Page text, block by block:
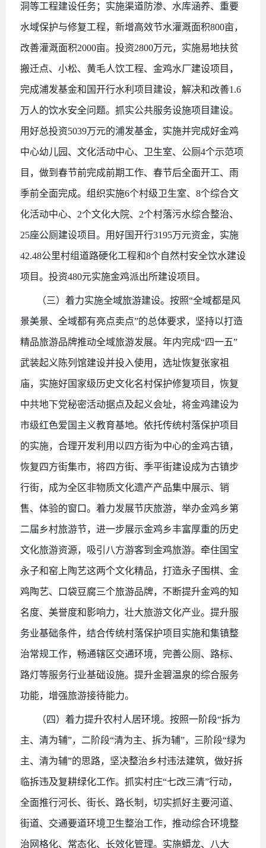
洞等工程建设任务；实施渠道防渗、水库涵养、重要
水域保护与修复工程，新增高效节水灌溉面积800亩，
改善灌溉面积2000亩。投资2800万元，实施易地扶贫
搬迁点、小松、黄毛人饮工程、金鸡水厂建设项目，
完成浦发基金和国开行水利项目建设，解决和改善1.6
万人的饮水安全问题。抓实公共服务设施项目建设。
用好总投资5039万元的浦发基金，实施并完成好金鸡
中心幼儿园、文化活动中心、卫生室、公厕4个示范项
目，做到春节前完成前期工作、春节后全面开工、雨
季前全面完成。组织实施6个村级卫生室、8个综合文
化活动中心、2个文化大院、2个村落污水综合整治、
25座公厕建设项目。用好国开行3195万元资金，实施
42.48公里村组道路硬化工程和8个自然村安全饮水建设
项目。投资480元实施金鸡派出所建设项目。
（三）着力实施全域旅游建设。按照“全域都是风
景美景、全域都有亮点卖点”的总体要求，坚持以打造
精品旅游品牌推动全域旅游发展。年内完成“四一五”
武装起义陈列馆建设并投入使用，选址恢复张家祖
庙，实施好国家级历史文化名村保护修复项目，恢复
中共地下党秘密活动据点及起义会址，将金鸡建设为
市级红色爱国主义教育基地。依托传统村落保护项目
的实施，合理开发利用以四方街为中心的金鸡古镇，
恢复四方街集市，将四方街、季平街建设成为古镇步
行街，成为全区非物质文化遗产产品集中展示、销
售、体验的窗口。着力发展节庆旅游，举办金鸡乡第
二届乡村旅游节，进一步展示金鸡乡丰富厚重的历史
文化旅游资源，吸引八方游客到金鸡旅游。牵住国宝
永子和窑上陶艺这两个文化精品，打造永子围棋、金
鸡陶艺、口袋豆腐三个旅游品牌，不断提升金鸡的知
名度、美誉度和影响力，壮大旅游文化产业。提升服
务业基础条件，结合传统村落保护项目实施和集镇整
治常规工作，畅通辖区交通环境，完善公厕、路标、
路灯等服务行业基础设施。提升金碧温泉的综合服务
功能，增强旅游接待能力。
（四）着力提升农村人居环境。按照一阶段“拆为
主、清为辅”，二阶段“清为主、拆为辅”，三阶段“绿为
主、清为辅”的思路，坚决整治乡村违法建筑，做好拆
临拆违及复耕绿化工作。抓实村庄“七改三清”行动，
全面推行河长、街长、路长制，切实抓好主要河道、
街道、交通要道环境卫生整治工作，推动综合环境整
治网格化、常态化、长效化管理。实施蟒龙、八大